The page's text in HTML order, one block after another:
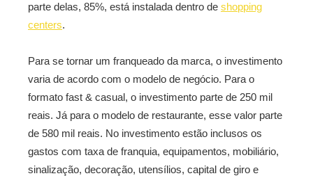
parte delas, 85%, está instalada dentro de shopping
centers.
Para se tornar um franqueado da marca, o investimento
varia de acordo com o modelo de negócio. Para o
formato fast & casual, o investimento parte de 250 mil
reais. Já para o modelo de restaurante, esse valor parte
de 580 mil reais. No investimento estão inclusos os
gastos com taxa de franquia, equipamentos, mobiliário,
sinalização, decoração, utensílios, capital de giro e